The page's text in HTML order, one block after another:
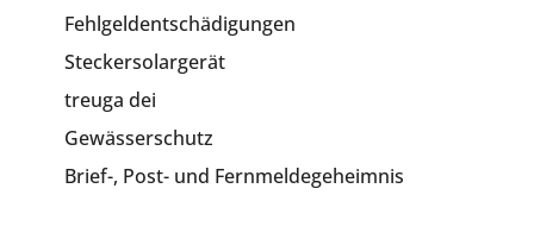
Fehlgeldentschädigungen
Steckersolargerät
treuga dei
Gewässerschutz
Brief-, Post- und Fernmeldegeheimnis